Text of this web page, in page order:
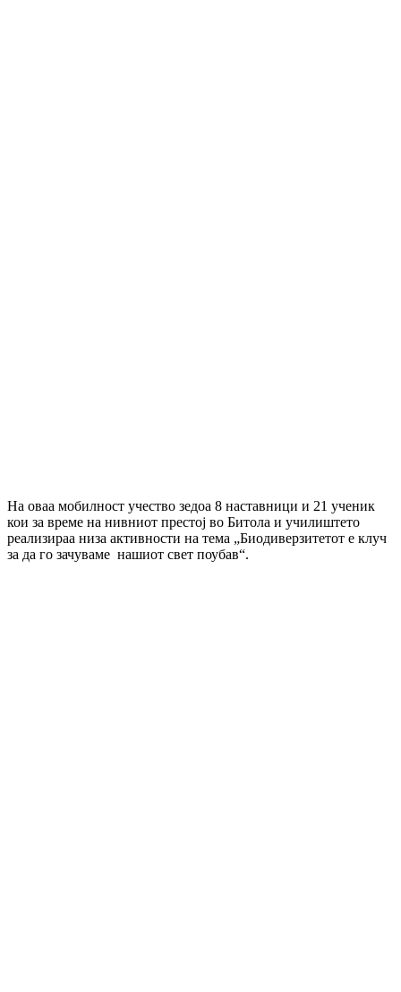
На оваа мобилност учество зедоа 8 наставници и 21 ученик
кои за време на нивниот престој во Битола и училиштето
реализираа низа активности на тема „Биодиверзитетот е клуч
за да го зачуваме нашиот свет поубав“.